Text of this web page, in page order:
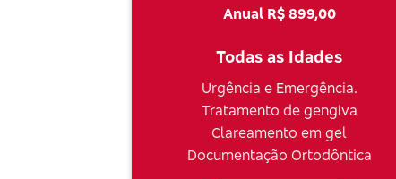
Anual R$ 899,00
Todas as Idades
Urgência e Emergência.
Tratamento de gengiva
Clareamento em gel
Documentação Ortodôntica